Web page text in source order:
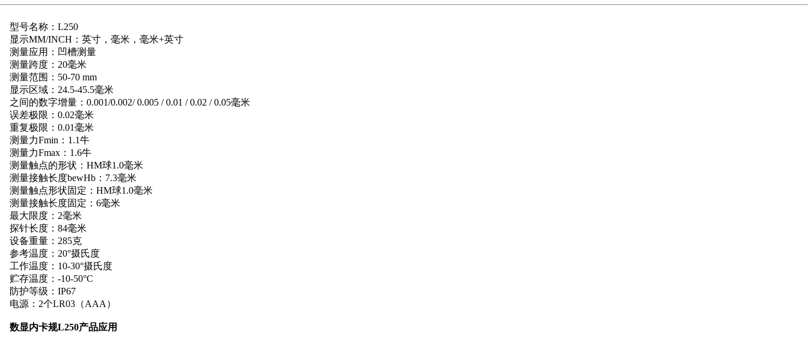
营业执照
型号名称：L250
显示MM/INCH：英寸，毫米，毫米+英寸
测量应用：凹槽测量
测量跨度：20毫米
测量范围：50-70 mm
显示区域：24.5-45.5毫米
之间的数字增量：0.001/0.002/ 0.005 / 0.01 / 0.02 / 0.05毫米
误差极限：0.02毫米
重复极限：0.01毫米
测量力Fmin：1.1牛
测量力Fmax：1.6牛
测量触点的形状：HM球1.0毫米
测量接触长度bewHb：7.3毫米
测量触点形状固定：HM球1.0毫米
测量接触长度固定：6毫米
最大限度：2毫米
探针长度：84毫米
设备重量：285克
参考温度：20°摄氏度
工作温度：10-30°摄氏度
贮存温度：-10-50°C
防护等级：IP67
电源：2个LR03（AAA）
数显内卡规L250产品应用